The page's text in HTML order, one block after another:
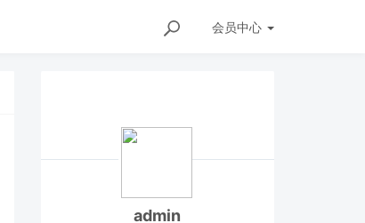
会员中心
admin